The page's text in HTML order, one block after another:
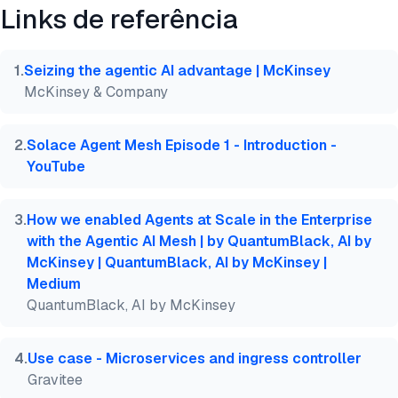
@misc{dilmegani2026,
title  = {{Malha Agêntica: O Futuro da
  month  = aug,
}
Links de referência
1.Seizing the agentic AI advantage | McKinsey
McKinsey & Company
2.Solace Agent Mesh Episode 1 - Introduction -
YouTube
3.How we enabled Agents at Scale in the Enterprise
with the Agentic AI Mesh | by QuantumBlack, AI by
McKinsey | QuantumBlack, AI by McKinsey |
Medium
QuantumBlack, AI by McKinsey
4.Use case - Microservices and ingress controller
Gravitee